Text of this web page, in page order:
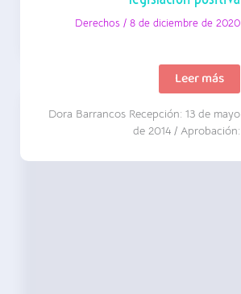
Derechos / 8 de diciembre de 2020
Géneros
y
disidentes
en
la
de
Leer más
Dora Barrancos Recepción: 13 de mayo
de 2014 / Aprobación: